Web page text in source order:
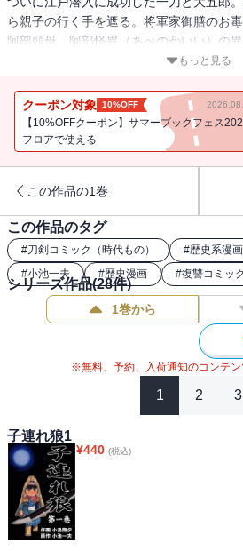
ら親子の行く手を遮る。将軍家御膳のお
阿部頼母。阿部怪異（あべのかいい）の
恐ろしき毒を駆使する男の卑劣な技に、
もっと見る
クーポン対象 10%OFF
【10%OFFクーポン】サマーブックフェス
フロアで使える
この作品の1巻
この作品のタグ
#刀剣コミック（時代もの） #歴史系漫
#小池一夫 #歴史漫画 #復讐コミック
シリーズ作品(28件)
1巻から
※無料、予約、入荷通知のコンテン
1 2 3
子連れ狼1
¥440 (税込)